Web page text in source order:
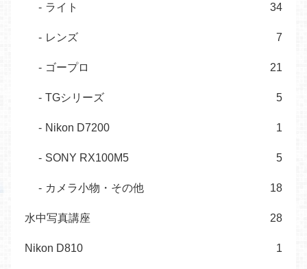
ライト 34
レンズ 7
ゴープロ 21
TGシリーズ 5
Nikon D7200 1
SONY RX100M5 5
カメラ小物・その他 18
水中写真講座 28
Nikon D810 1